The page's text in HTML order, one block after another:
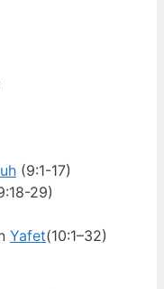
(9:1-17)
29)
Yafet(10:1–32)